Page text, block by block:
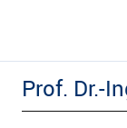
Prof. Dr.-